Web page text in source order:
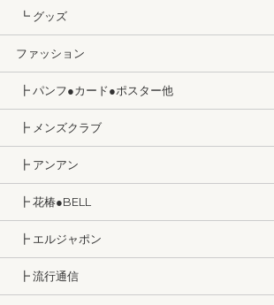
┗ グッズ
ファッション
┣ パンフ●カード●ポスター他
┣ メンズクラブ
┣ アンアン
┣ 花椿●BELL
┣ エルジャポン
┣ 流行通信